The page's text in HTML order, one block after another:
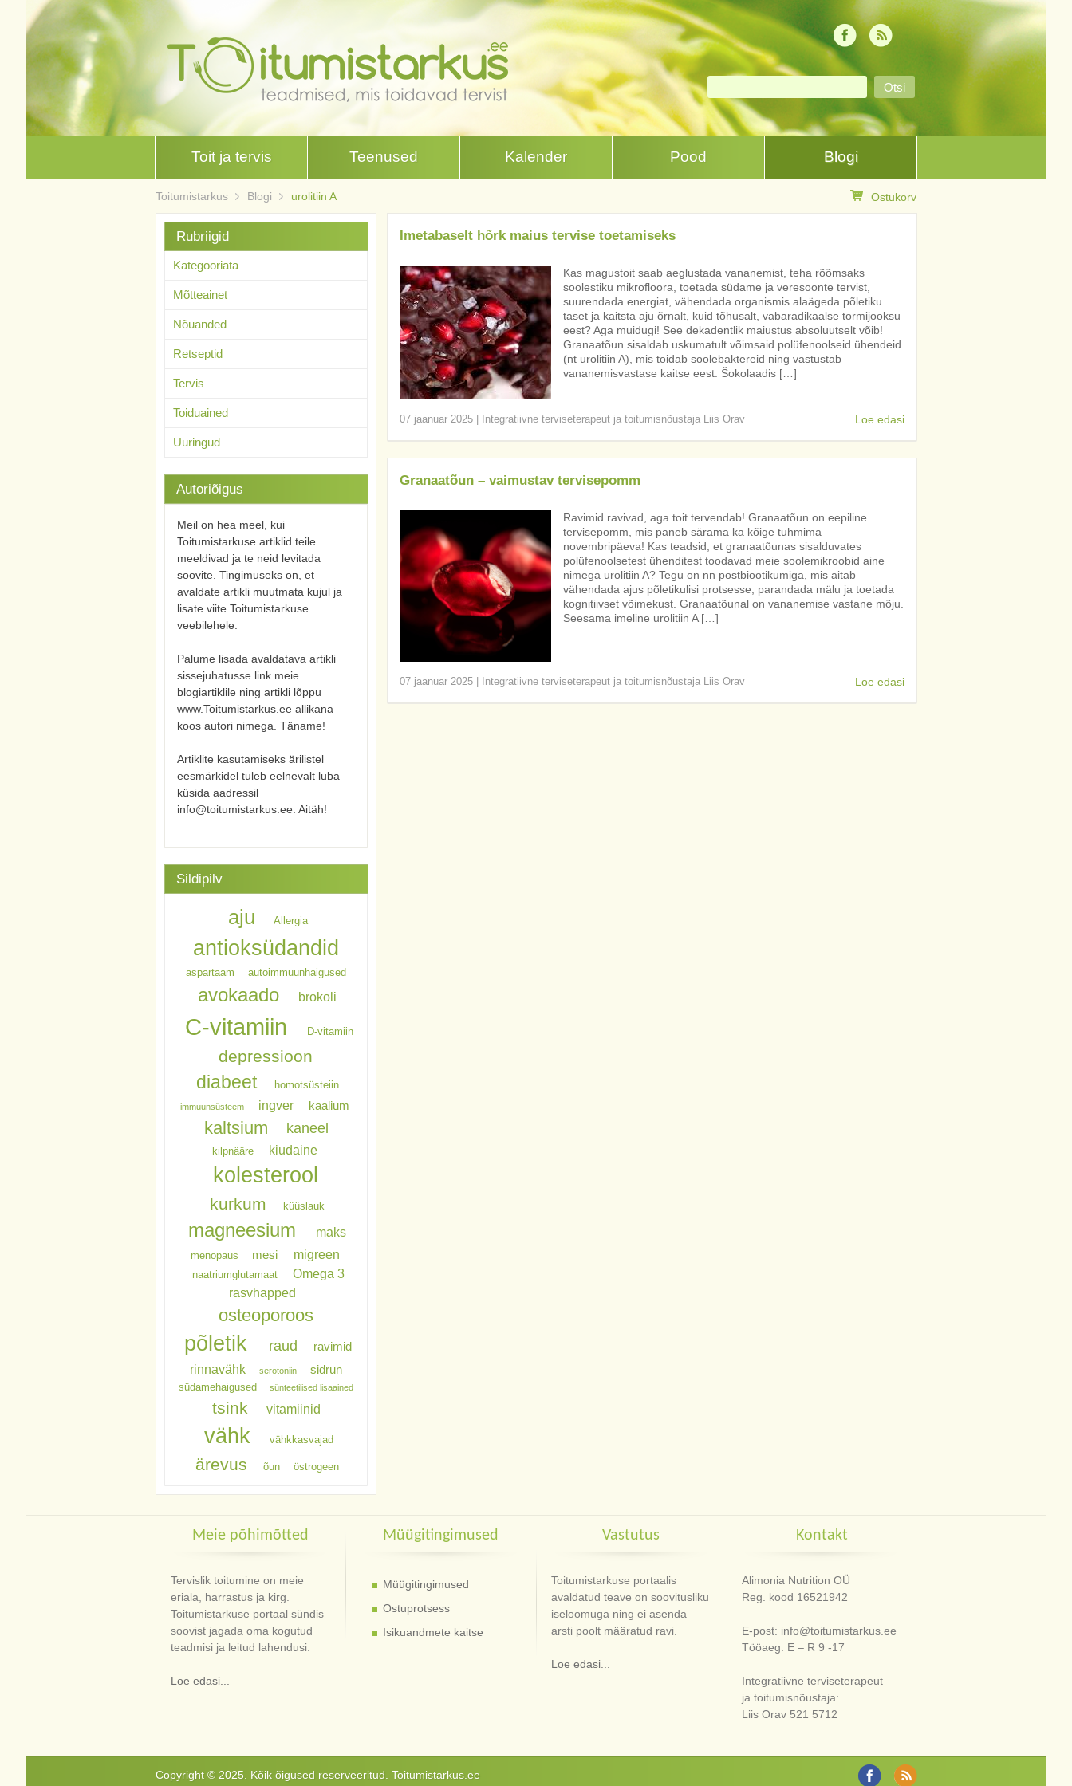
Toit ja tervis Teenused Kalender Pood Blogi
Toitumistarkus Blogi urolitiin A Ostukorv
Imetabaselt hõrk maius tervise toetamiseks
Kas magustoit saab aeglustada vananemist, teha rõõmsaks
soolestiku mikrofloora, toetada südame ja veresoonte tervist,
suurendada energiat, vähendada organismis alaägeda põletiku
taset ja kaitsta aju õrnalt, kuid tõhusalt, vabaradikaalse tormijooksu
eest? Aga muidugi! See dekadentlik maiustus absoluutselt võib!
Granaatõun sisaldab uskumatult võimsaid polüfenoolseid ühendeid
(nt urolitiin A), mis toidab soolebaktereid ning vastustab
vananemisvastase kaitse eest. Šokolaadis […]
07 jaanuar 2025| Integratiivne terviseterapeut ja toitumisnõustaja Liis Orav Loe edasi
Granaatõun – vaimustav tervisepomm
Ravimid ravivad, aga toit tervendab! Granaatõun on eepiline
tervisepomm, mis paneb särama ka kõige tuhmima
novembripäeva! Kas teadsid, et granaatõunas sisalduvates
polüfenoolsetest ühenditest toodavad meie soolemikroobid aine
nimega urolitiin A? Tegu on nn postbiootikumiga, mis aitab
vähendada ajus põletikulisi protsesse, parandada mälu ja toetada
kognitiivset võimekust. Granaatõunal on vananemise vastane mõju.
Seesama imeline urolitiin A […]
07 jaanuar 2025| Integratiivne terviseterapeut ja toitumisnõustaja Liis Orav Loe edasi
Rubriigid
Kategooriata
Mõtteainet
Nõuanded
Retseptid
Tervis
Toiduained
Uuringud
Autoriõigus
Meil on hea meel, kui
Toitumistarkuse artiklid teile
meeldivad ja te neid levitada
soovite. Tingimuseks on, et
avaldate artikli muutmata kujul ja
lisate viite Toitumistarkuse
veebilehele.
Palume lisada avaldatava artikli
sissejuhatusse link meie
blogiartiklile ning artikli lõppu
www.Toitumistarkus.ee allikana
koos autori nimega. Täname!
Artiklite kasutamiseks ärilistel
eesmärkidel tuleb eelnevalt luba
küsida aadressil
info@toitumistarkus.ee. Aitäh!
Sildipilv
aju Allergia
antioksüdandid
aspartaam autoimmuunhaigused
avokaado brokoli
C-vitamiin D-vitamiin
depressioon
diabeet homotsüsteiin
immuunsüsteem ingver kaalium
kaltsium kaneel
kilpnääre kiudaine
kolesterool
kurkum küüslauk
magneesium maks
menopaus mesi migreen
naatriumglutamaat
Omega 3
rasvhapped
osteoporoos
põletik raud ravimid
rinnavähk serotoniin sidrun
südamehaigused sünteetilised lisaained
tsink vitamiinid
vähk vähkkasvajad
ärevus õun östrogeen
Meie põhimõtted
Tervislik toitumine on meie
eriala, harrastus ja kirg.
Toitumistarkuse portaal sündis
soovist jagada oma kogutud
teadmisi ja leitud lahendusi.
Loe edasi...
Müügitingimused
Müügitingimused
Ostuprotsess
Isikuandmete kaitse
Vastutus
Toitumistarkuse portaalis
avaldatud teave on soovitusliku
iseloomuga ning ei asenda
arsti poolt määratud ravi.
Loe edasi...
Kontakt
Alimonia Nutrition OÜ
Reg. kood 16521942
E-post: info@toitumistarkus.ee
Tööaeg: E – R 9 -17
Integratiivne terviseterapeut
ja toitumisnõustaja:
Liis Orav 521 5712
Copyright © 2025. Kõik õigused reserveeritud. Toitumistarkus.ee